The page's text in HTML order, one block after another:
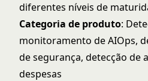
diferentes níveis de
Categoria de produto:
monitoramento de AIOps,
de segurança, detecção de
despesas